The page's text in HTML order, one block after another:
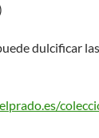
dulcificar